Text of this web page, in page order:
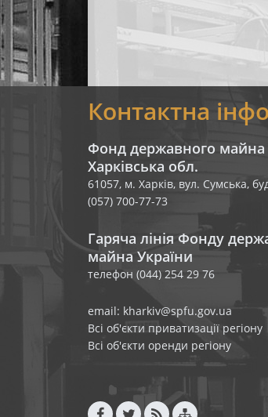
Контактна
Фонд державного майна
Харківська обл.
61057, м. Харків, вул. Сумська,
(057) 700-77-73
Гаряча лінія Фонду
майна України
телефон (044) 254 29 76
email: kharkiv@spfu.gov.ua
Всі об'єкти приватизації регіону
Всі об'єкти оренди регіону